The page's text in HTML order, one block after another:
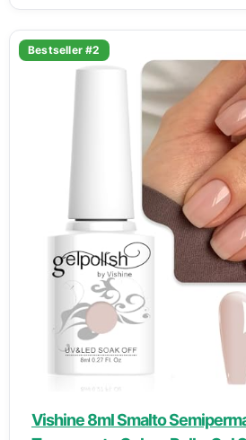
Bestseller #2
Vishine 8ml Smalto